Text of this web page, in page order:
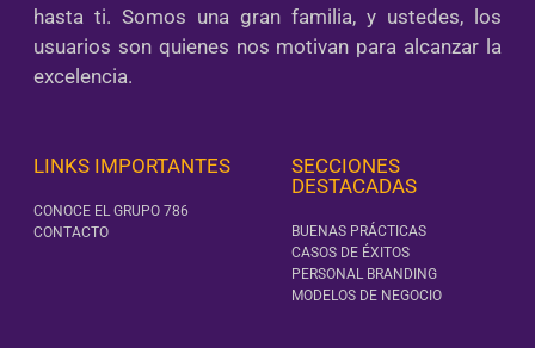
hasta ti. Somos una gran familia, y ustedes, los
usuarios son quienes nos motivan para alcanzar la
excelencia.
LINKS IMPORTANTES
CONOCE EL GRUPO 786
CONTACTO
SECCIONES
DESTACADAS
BUENAS PRÁCTICAS
CASOS DE ÉXITOS
PERSONAL BRANDING
MODELOS DE NEGOCIO